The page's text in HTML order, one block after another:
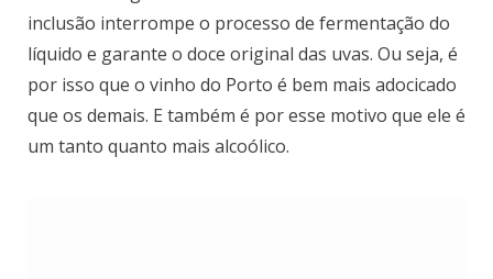
inclusão interrompe o processo de fermentação do
líquido e garante o doce original das uvas. Ou seja, é
por isso que o vinho do Porto é bem mais adocicado
que os demais. E também é por esse motivo que ele é
um tanto quanto mais alcoólico.